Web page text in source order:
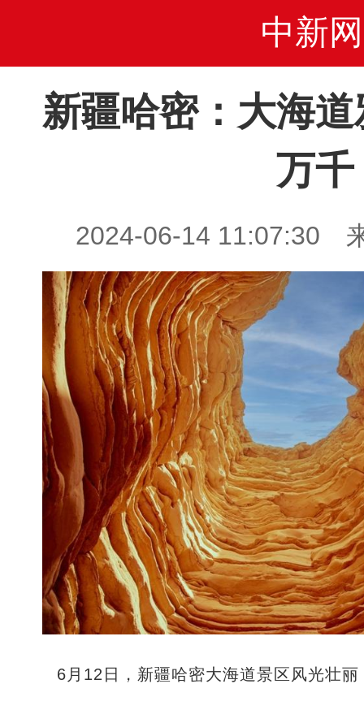
中新网
新疆哈密：大海
万千
2024-06-14 11:07:30
6月12日，新疆哈密大海道景区风光壮